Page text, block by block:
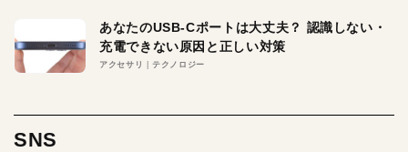
あなたのUSB-Cポートは大丈夫？ 認識しない・
充電できない原因と正しい対策
アクセサリ テクノロジー
SNS